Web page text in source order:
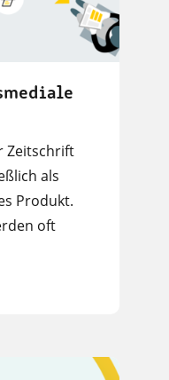
Zeitschrift
als
Produkt.
oft